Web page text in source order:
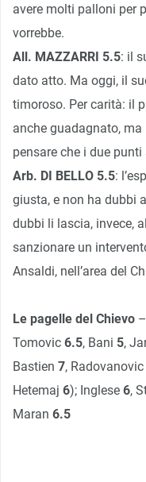
avere molti palloni per
vorrebbe.
All. MAZZARRI 5.5: il
dato atto. Ma oggi, il
timoroso. Per carità: il
anche guadagnato,
pensare che i due punti
Arb. DI BELLO 5.5:
giusta, e non ha dubbi
dubbi li lascia, invece,
sanzionare un
Ansaldi, nell’area del
Le pagelle del Chievo
Tomovic 6.5, Bani 5,
Bastien 7, Radovanovic
Hetemaj 6); Inglese 6,
Maran 6.5